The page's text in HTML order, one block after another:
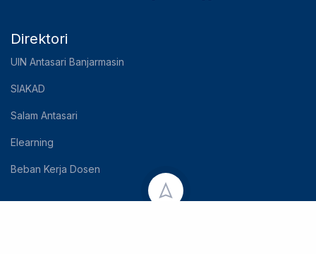
Direktori
UIN Antasari Banjarmasin
SIAKAD
Salam Antasari
Elearning
Beban Kerja Dosen